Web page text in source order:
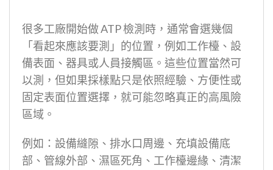
很多工廠開始做 ATP 檢測時，通常會選幾個
「看起來應該要測」的位置，例如工作檯、設
備表面、器具或人員接觸區。這些位置當然可
以測，但如果採樣點只是依照經驗、方便性或
固定表面位置選擇，就可能忽略真正的高風險
區域。
例如：設備縫隙、排水口周邊、充填設備底
部、管線外部、濕區死角、工作檯邊緣、清潔